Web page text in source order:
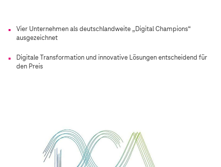
Vier Unternehmen als deutschlandweite „Digital Champions“
ausgezeichnet
Digitale Transformation und innovative Lösungen entscheidend für
den Preis